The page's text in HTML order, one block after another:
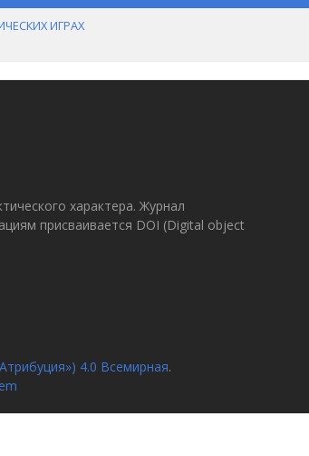
ИГРАХ
характера. Журнал
присваивается DOI (Digital object
4.0 Всемирная.